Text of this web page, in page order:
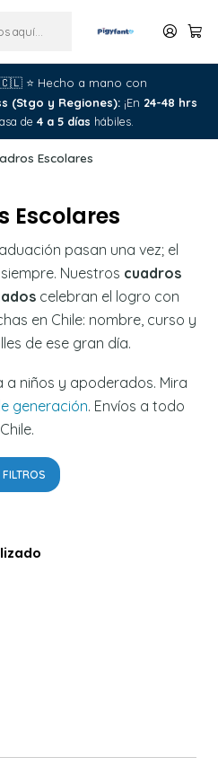
🇨🇱 ⭐ Hecho a mano con
(Stgo y Regiones): ¡En 24-48 hrs
de 4 a 5 días hábiles.
Escolares
Escolares
pasan una vez; el
Nuestros cuadros
celebran el logro con
en Chile: nombre, curso y
de ese gran día.
a niños y apoderados. Mira
generación. Envíos a todo
Chile.
FILTROS